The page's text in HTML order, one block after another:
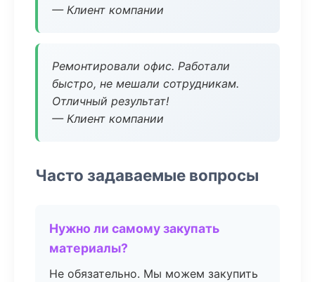
— Клиент компании
Ремонтировали офис. Работали
быстро, не мешали сотрудникам.
Отличный результат!
— Клиент компании
Часто задаваемые вопросы
Нужно ли самому закупать
материалы?
Не обязательно. Мы можем закупить